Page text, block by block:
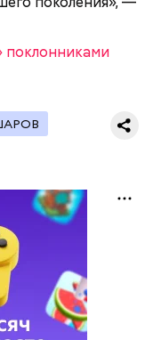
родился в
проникся
в
по просьбе